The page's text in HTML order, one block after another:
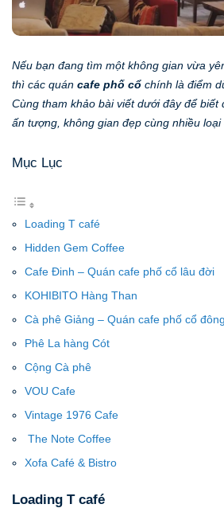
Nếu bạn đang tìm một không gian vừa
thì các quán cafe phố cổ chính là điểm
Cùng tham khảo bài viết dưới đây để biết
ấn tượng, không gian đẹp cùng nhiều loại
Mục Lục
Loading T café
Hidden Gem Coffee
Cafe Đinh – Quán cafe phố cổ lâu đời
KOHIBITO Hàng Than
Cà phê Giảng – Quán cafe phố cổ
Phê La hàng Cót
Cộng Cà phê
VOU Cafe
Vintage 1976 Cafe
The Note Coffee
Xofa Café & Bistro
Loading T café